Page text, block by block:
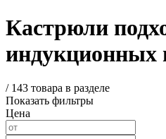
Кастрюли
индукционных
/ 143 товара в разделе
Показать фильтры
Цена